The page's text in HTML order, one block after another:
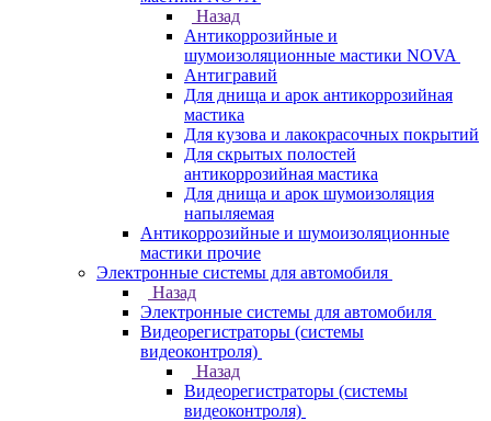
Назад
Антикоррозийные и
шумоизоляционные мастики NOVA
Антигравий
Для днища и арок антикоррозийная
мастика
Для кузова и лакокрасочных покрытий
Для скрытых полостей
антикоррозийная мастика
Для днища и арок шумоизоляция
напыляемая
Антикоррозийные и шумоизоляционные
мастики прочие
Электронные системы для автомобиля
Назад
Электронные системы для автомобиля
Видеорегистраторы (системы
видеоконтроля)
Назад
Видеорегистраторы (системы
видеоконтроля)